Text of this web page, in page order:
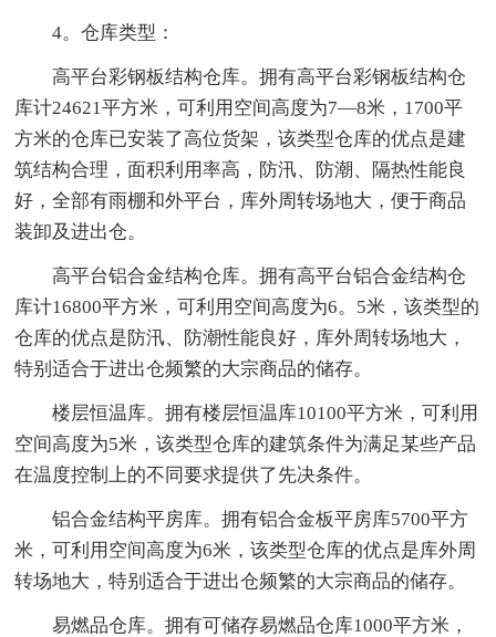
4。仓库类型：
高平台彩钢板结构仓库。拥有高平台彩钢板结构仓
库计24621平方米，可利用空间高度为7—8米，1700平
方米的仓库已安装了高位货架，该类型仓库的优点是建
筑结构合理，面积利用率高，防汛、防潮、隔热性能良
好，全部有雨棚和外平台，库外周转场地大，便于商品
装卸及进出仓。
高平台铝合金结构仓库。拥有高平台铝合金结构仓
库计16800平方米，可利用空间高度为6。5米，该类型的
仓库的优点是防汛、防潮性能良好，库外周转场地大，
特别适合于进出仓频繁的大宗商品的储存。
楼层恒温库。拥有楼层恒温库10100平方米，可利用
空间高度为5米，该类型仓库的建筑条件为满足某些产品
在温度控制上的不同要求提供了先决条件。
铝合金结构平房库。拥有铝合金板平房库5700平方
米，可利用空间高度为6米，该类型仓库的优点是库外周
转场地大，特别适合于进出仓频繁的大宗商品的储存。
易燃品仓库。拥有可储存易燃品仓库1000平方米，